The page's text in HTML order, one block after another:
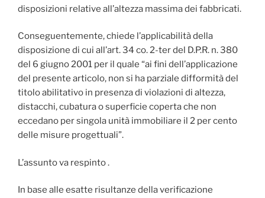
disposizioni relative all’altezza massima dei fabbricati.
Conseguentemente, chiede l’applicabilità della
disposizione di cui all’art. 34 co. 2-ter del D.P.R. n. 380
del 6 giugno 2001 per il quale “ai fini dell’applicazione
del presente articolo, non si ha parziale difformità del
titolo abilitativo in presenza di violazioni di altezza,
distacchi, cubatura o superficie coperta che non
eccedano per singola unità immobiliare il 2 per cento
delle misure progettuali”.
L’assunto va respinto .
In base alle esatte risultanze della verificazione